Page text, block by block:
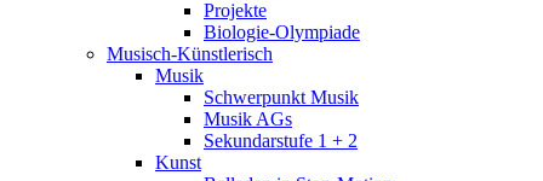
Projekte
Biologie-Olympiade
Musisch-Künstlerisch
Musik
Schwerpunkt Musik
Musik AGs
Sekundarstufe 1 + 2
Kunst